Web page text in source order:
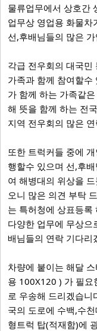
물류업무에서 상호간
업무상 영업용 화물차
선,후배님들의 많은
각급 전우회의 대국
가족과 함께 참여할수
가 함께 하는 가족같
해 뜻을 함께 하는 전
지역 전우회의 많은
또한 트럭커들 중에
행할수 있으며 선,후
여 해병대의 위상을
오니 많은 의견 부탁
는 특허청에 상표등록
다양한 업무에 무상으
배님들의 연락 기다리
차량에 붙이는 해달
용 100X120 ) 가 필요
로 우송해 드리겠습
국의 도로에 수백,수
형트럭 탑(적재함)에